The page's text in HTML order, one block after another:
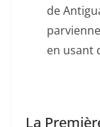
de
en usant
La